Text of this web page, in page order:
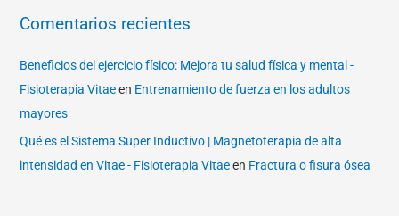
Comentarios recientes
Beneficios del ejercicio físico: Mejora tu salud física y mental -
Fisioterapia Vitaeen Entrenamiento de fuerza en los adultos
mayores
Qué es el Sistema Super Inductivo | Magnetoterapia de alta
intensidad en Vitae - Fisioterapia Vitaeen Fractura o fisura ósea